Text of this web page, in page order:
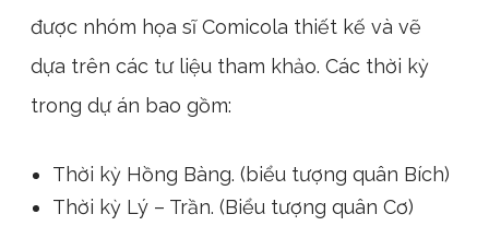
được nhóm họa sĩ Comicola thiết kế và vẽ
dựa trên các tư liệu tham khảo. Các thời kỳ
trong dự án bao gồm:
Thời kỳ Hồng Bàng. (biểu tượng quân Bích)
Thời kỳ Lý – Trần. (Biểu tượng quân Cơ)